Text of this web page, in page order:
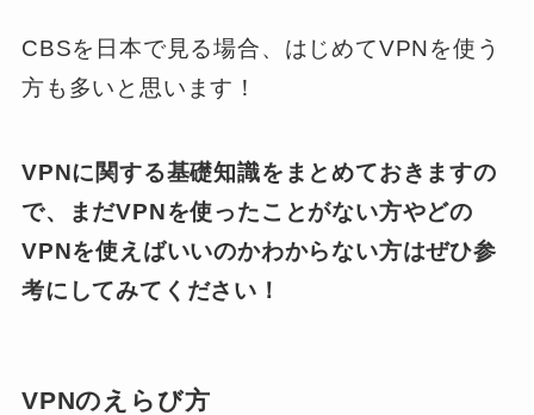
CBSを日本で見る場合、はじめてVPNを使う
方も多いと思います！
VPNに関する基礎知識をまとめておきますの
で、まだVPNを使ったことがない方やどの
VPNを使えばいいのかわからない方はぜひ参
考にしてみてください！
VPNのえらび方